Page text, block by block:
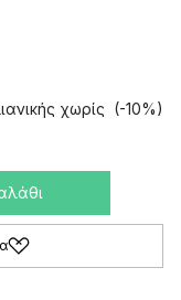
χωρίς (-10%)